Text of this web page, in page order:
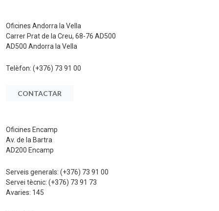
Oficines Andorra la Vella
Carrer Prat de la Creu, 68-76 AD500
AD500 Andorra la Vella
Telèfon: (+376) 73 91 00
CONTACTAR
Oficines Encamp
Av. de la Bartra
AD200 Encamp
Serveis generals: (+376) 73 91 00
Servei tècnic: (+376) 73 91 73
Avaries: 145